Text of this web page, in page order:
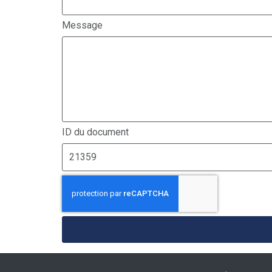
Message
ID du document